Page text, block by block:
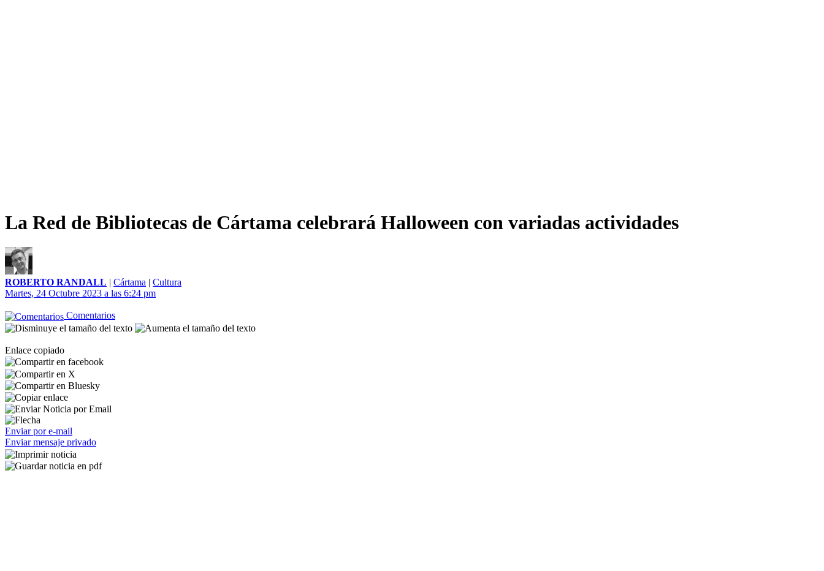
La Red de Bibliotecas de Cártama celebrará Halloween con variadas actividades
ROBERTO RANDALL | Cártama | Cultura
Martes, 24 Octubre 2023 a las 6:24 pm
Comentarios
Enlace copiado
Enviar por e-mail
Enviar mensaje privado